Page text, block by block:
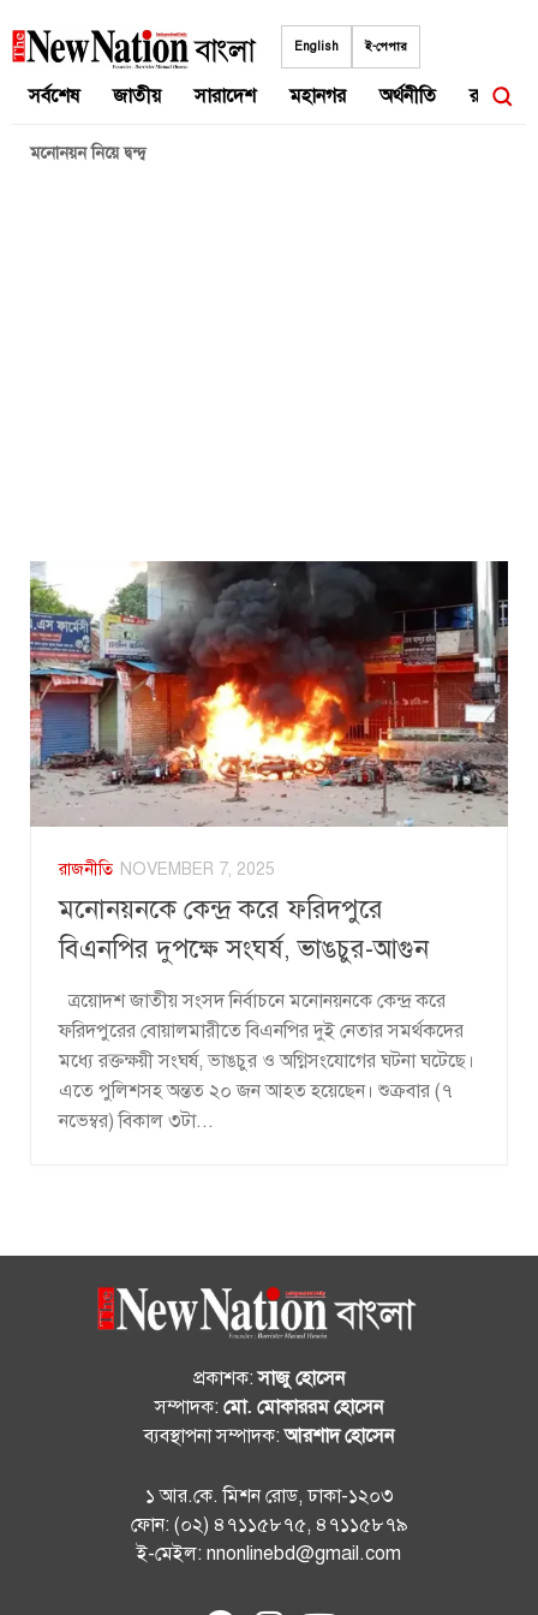
to
English ই-পেপার
সর্বশেষ জাতীয় সারাদেশ মহানগর অর্থনীতি রাজনীতি
মনোনয়ন নিয়ে দ্বন্দ্ব
রাজনীতি NOVEMBER 7, 2025
মনোনয়নকে কেন্দ্র করে ফরিদপুরে
বিএনপির দুপক্ষে সংঘর্ষ, ভাঙচুর-আগুন
ত্রয়োদশ জাতীয় সংসদ নির্বাচনে মনোনয়নকে কেন্দ্র করে
ফরিদপুরের বোয়ালমারীতে বিএনপির দুই নেতার সমর্থকদের
মধ্যে রক্তক্ষয়ী সংঘর্ষ, ভাঙচুর ও অগ্নিসংযোগের ঘটনা ঘটেছে।
এতে পুলিশসহ অন্তত ২০ জন আহত হয়েছেন। শুক্রবার (৭
নভেম্বর) বিকাল ৩টা...
প্রকাশক:সাজু হোসেন
সম্পাদক: মো. মোকাররম হোসেন
ব্যবস্থাপনা সম্পাদক:আরশাদ হোসেন
১ আর.কে. মিশন রোড, ঢাকা-১২০৩
ফোন: (০২) ৪৭১১৫৮৭৫, ৪৭১১৫৮৭৯
ই-মেইল: nnonlinebd@gmail.com